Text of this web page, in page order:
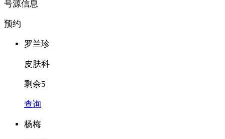
号源信息
预约
罗兰珍
皮肤科
剩余5
查询
杨梅